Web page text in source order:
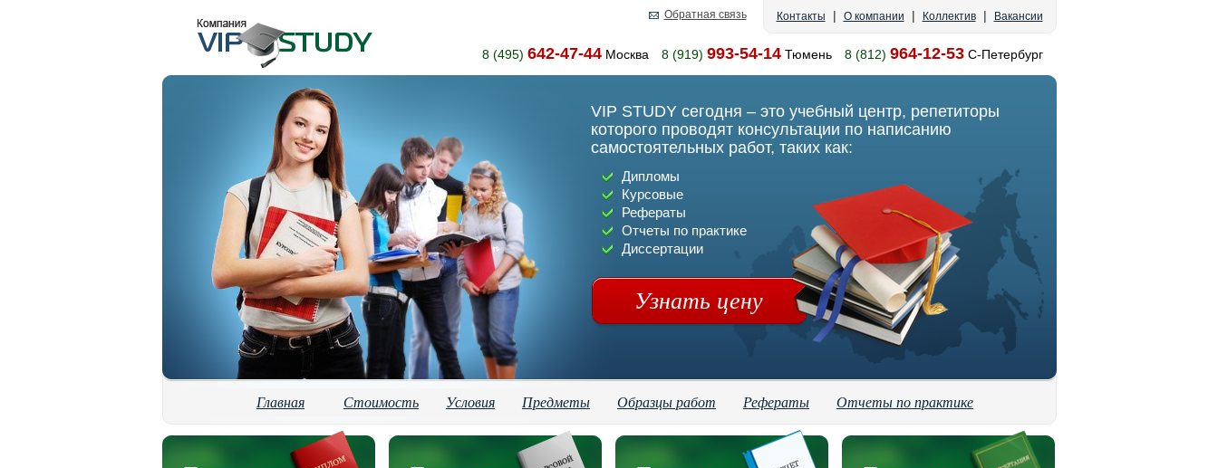
Контакты | О компании | Коллектив| Вакансии
Обратная связь
8 (495) 642-47-44Москва 8 (919) 993-54-14Тюмень 8 (812) 964-12-53С-Петербург
VIP STUDY сегодня – это учебный центр, репетиторы
которого проводят консультации по написанию
самостоятельных работ, таких как:
Дипломы
Курсовые
Рефераты
Отчеты по практике
Диссертации
Узнать цену
Главная Стоимость Условия Предметы Образцы работ Рефераты Отчеты по практике